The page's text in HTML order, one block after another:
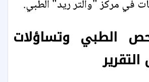
في مركز "والتر ريد" الطبي.
الطبي وتساؤلات